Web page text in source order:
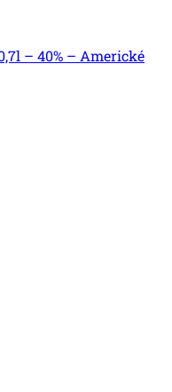
– 40% – Americké